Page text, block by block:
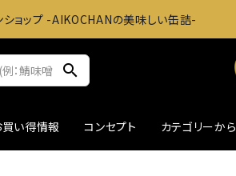
ョップ -AIKOCHANの美味しい缶詰-
search
買い得情報 コンセプト カテゴリーか